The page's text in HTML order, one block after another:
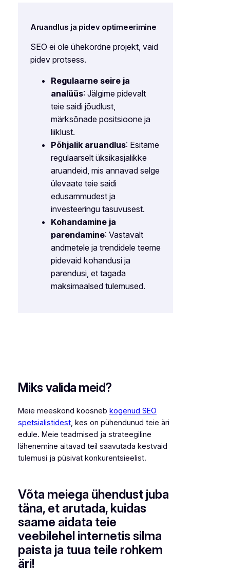
Aruandlus ja pidev optimeerimine
SEO ei ole ühekordne projekt, vaid
pidev protsess.
Regulaarne seire ja
analüüs: Jälgime pidevalt
teie saidi jõudlust,
märksõnade positsioone ja
liiklust.
Põhjalik aruandlus: Esitame
regulaarselt üksikasjalikke
aruandeid, mis annavad selge
ülevaate teie saidi
edusammudest ja
investeeringu tasuvusest.
Kohandamine ja
parendamine: Vastavalt
andmetele ja trendidele teeme
pidevaid kohandusi ja
parendusi, et tagada
maksimaalsed tulemused.
Miks valida meid?
Meie meeskond koosneb kogenud SEO
spetsialistidest, kes on pühendunud teie äri
edule. Meie teadmised ja strateegiline
lähenemine aitavad teil saavutada kestvaid
tulemusi ja püsivat konkurentsieelist.
Võta meiega ühendust juba
täna, et arutada, kuidas
saame aidata teie
veebilehel internetis silma
paista ja tuua teile rohkem
äri!